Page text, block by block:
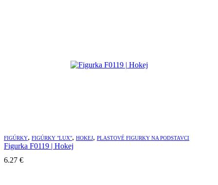
FIGÚRKY, FIGÚRKY "LUX", HOKEJ, PLASTOVÉ FIGURKY NA PODSTAVCI
Figurka F0119 | Hokej
6.27 €